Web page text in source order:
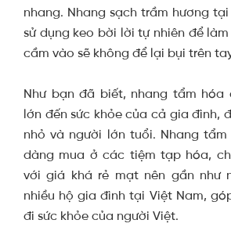
nhang. Nhang sạch trầm hương
sử dụng keo bời lời tự nhiên để
cầm vào sẽ không để lại bụi trên
Như bạn đã biết, nhang tẩm
lớn đến sức khỏe của cả gia đình,
nhỏ và người lớn tuổi. Nhang
dàng mua ở các tiệm tạp hóa,
với giá khá rẻ mạt nên gần như
nhiều hộ gia đình tại Việt Nam,
đi sức khỏe của người Việt.